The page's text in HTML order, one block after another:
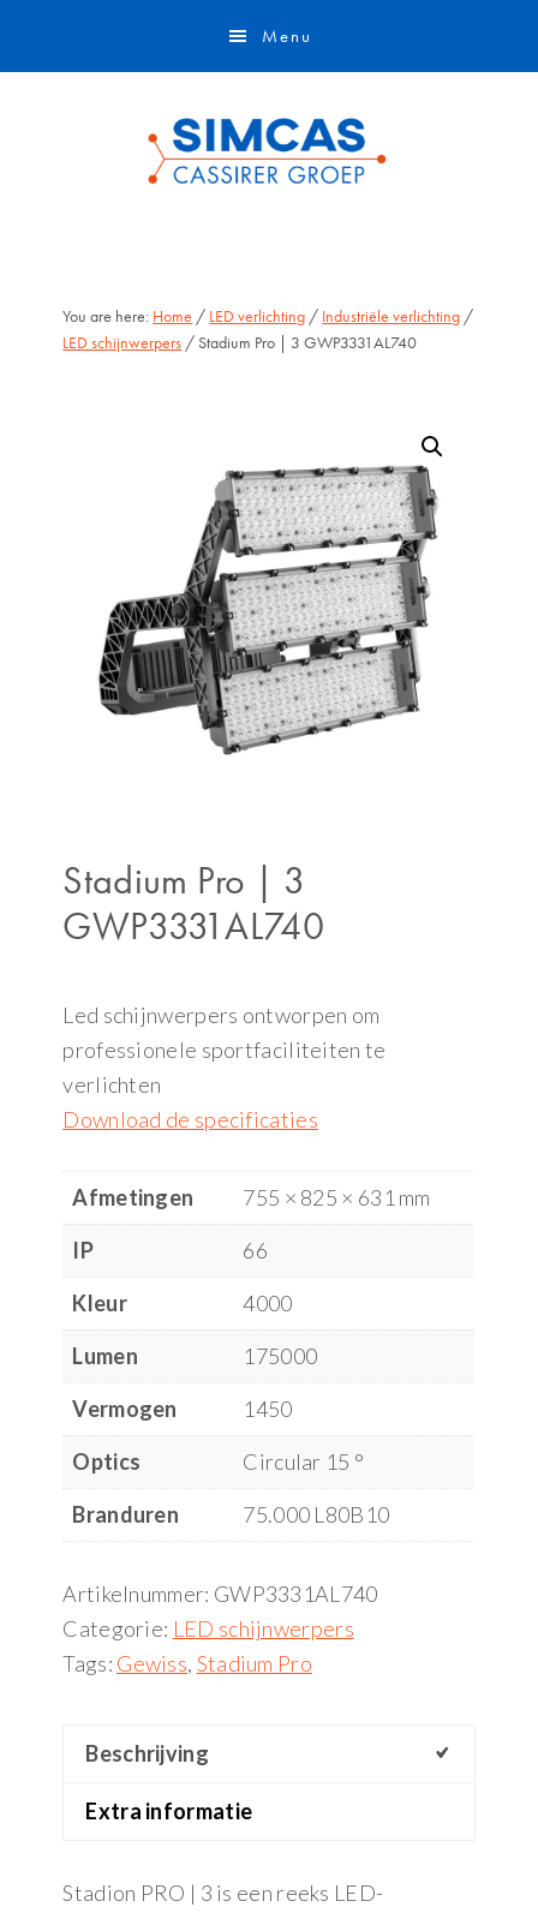
Menu
You are here: Home / LED verlichting / Industriële verlichting /
LED schijnwerpers / Stadium Pro | 3 GWP3331AL740
Stadium Pro | 3
GWP3331AL740
Led schijnwerpers ontworpen om
professionele sportfaciliteiten te
verlichten
Download de specificaties
Afmetingen
755 × 825 × 631 mm
IP
66
Kleur
4000
Lumen
175000
Vermogen
1450
Optics
Circular 15 °
Branduren
75.000 L80B10
Artikelnummer: GWP3331AL740
Categorie: LED schijnwerpers
Tags: Gewiss, Stadium Pro
Beschrijving
Extra informatie
Stadion PRO | 3 is een reeks LED-